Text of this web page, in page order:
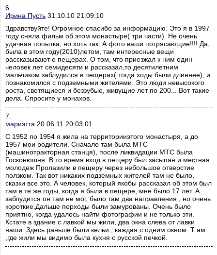
6.
Ирина Пусть 31.10.10 21:09:10
Здравствуйте! Огромное спасибо за информацию. Это я в 1997
году сняла фильм об этом монастыре( три части). Не очень
удачная попытка, но хоть так. А фото ваши потрясающие!!!! Да,
была в этом году(2010)летом, там интересные вещи
рассказывают о пещерах. О том, что приезжал к ним один
человек лет семидесяти и рассказал,то десятилетним
мальчиком заблудился в пещерах( тогда ходы были длиннее), и
познакомился с подземными жителями. Это люди невысокого
роста, светящиеся и беззубые, живущие лет по 200... Вот такие
дела. Спросите у монахов.
7.
мариэтта 20.06.11 20:03:01
С 1952 по 1954 я жила на территорииэтого монастыря, а до
1957 мои родители. Сначало там была МТС
(машинотракторная станця), после ликвидации МТС была
Госконюшня. В то время вход в пещеру был засыпан и местная
молодеж Пролазили в пещеру через небольшое отверстие
ползком. Так вот никаких подземных жителей там не было,
сказки все это. А человек, который якобы рассказал об этом был
там в те же годы, когда я была в пещере, мне было 17 лет. А
заблудится он там не мог, было там два направления , но очень
короткие.Дальше порходы были замурованы. Очень было
приятно, когда удалось найти фотографии и не только эти.
Кстате в здание с лавкой мы жили, два окна слева от лавки
наши. Здесь раньше были кельи , каждая с одним окном. Т ам
,где жили мы видимо была кухня с русской печкой.